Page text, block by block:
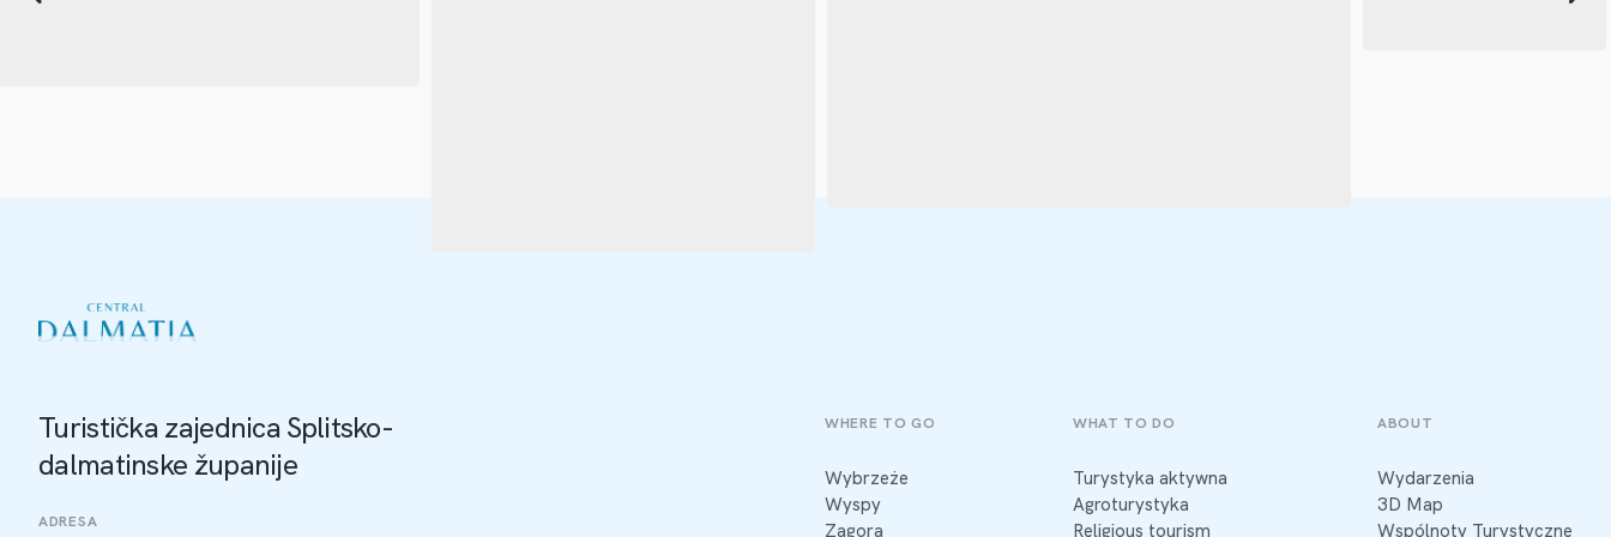
Turistička zajednica Splitsko-
dalmatinske županije
ADRESA
WHERE TO GO
Wybrzeże
Wyspy
Zagora
WHAT TO DO
Turystyka aktywna
Agroturystyka
Religious tourism
ABOUT
Wydarzenia
3D Map
Wspólnoty Turystyczne